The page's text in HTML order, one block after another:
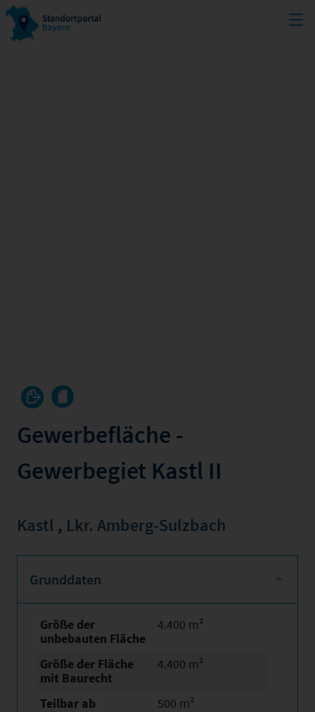
Gewerbefläche -
Gewerbegiet Kastl II
Kastl , Lkr. Amberg-Sulzbach
Grunddaten
Größe der
unbebauten Fläche
4.400 m²
Größe der Fläche
mit Baurecht
4.400 m²
Teilbar ab
500 m²